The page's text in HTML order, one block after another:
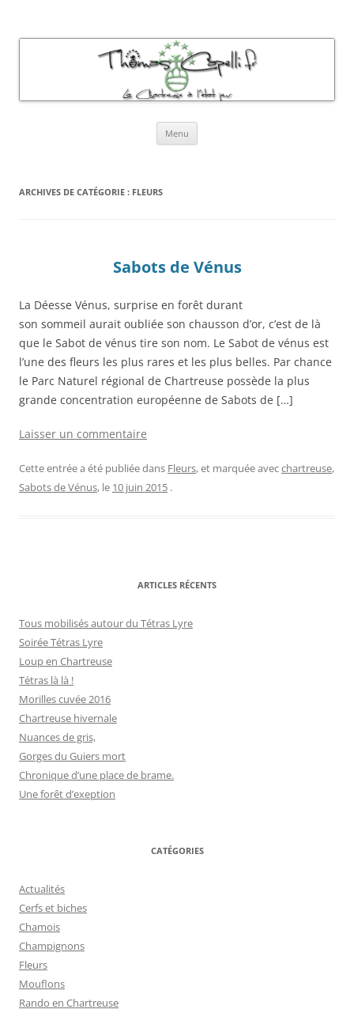
Menu
ARCHIVES DE CATÉGORIE : FLEURS
Sabots de Vénus
La Déesse Vénus, surprise en forêt durant
son sommeil aurait oubliée son chausson d’or, c’est de là
que le Sabot de vénus tire son nom. Le Sabot de vénus est
l’une des fleurs les plus rares et les plus belles. Par chance
le Parc Naturel régional de Chartreuse possède la plus
grande concentration européenne de Sabots de […]
Laisser un commentaire
Cette entrée a été publiée dans Fleurs, et marquée avecchartreuse,
Sabots de Vénus, le 10 juin 2015 .
ARTICLES RÉCENTS
Tous mobilisés autour du Tétras Lyre
Soirée Tétras Lyre
Loup en Chartreuse
Tétras là là !
Morilles cuvée 2016
Chartreuse hivernale
Nuances de gris,
Gorges du Guiers mort
Chronique d’une place de brame.
Une forêt d’exeption
CATÉGORIES
Actualités
Cerfs et biches
Chamois
Champignons
Fleurs
Mouflons
Rando en Chartreuse